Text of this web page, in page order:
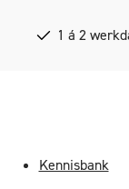
1 á 2
Kennisbank